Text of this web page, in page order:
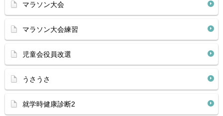
マラソン大会
マラソン大会練習
児童会役員改選
うさうさ
就学時健康診断2